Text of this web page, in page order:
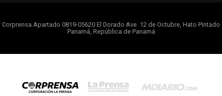
Corprensa Apartado 0819-05620 El Dorado Ave. 12 de Octubre, Hato Pintado
Panamá, República de Panamá